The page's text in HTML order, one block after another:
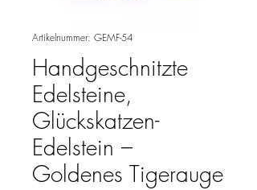
Artikelnummer: GEMF-54
Handgeschnitzte
Edelsteine,
Glückskatzen-
Edelstein –
Goldenes Tigerauge